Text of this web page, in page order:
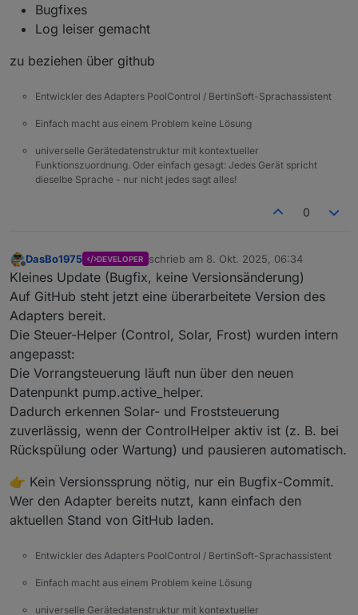
Bugfixes
Log leiser gemacht
zu beziehen über github
Entwickler des Adapters PoolControl / BertinSoft-Sprachassistent
Einfach macht aus einem Problem keine Lösung
universelle Gerätedatenstruktur mit kontextueller
Funktionszuordnung. Oder einfach gesagt: Jedes Gerät spricht
dieselbe Sprache - nur nicht jedes sagt alles!
0
Offline
DasBo1975 DEVELOPER schrieb am 8. Okt. 2025, 06:34
zuletzt editiert von
Kleines Update (Bugfix, keine Versionsänderung)
Auf GitHub steht jetzt eine überarbeitete Version des
Adapters bereit.
Die Steuer-Helper (Control, Solar, Frost) wurden intern
angepasst:
Die Vorrangsteuerung läuft nun über den neuen
Datenpunkt pump.active_helper.
Dadurch erkennen Solar- und Froststeuerung
zuverlässig, wenn der ControlHelper aktiv ist (z. B. bei
Rückspülung oder Wartung) und pausieren automatisch.
👉 Kein Versionssprung nötig, nur ein Bugfix-Commit.
Wer den Adapter bereits nutzt, kann einfach den
aktuellen Stand von GitHub laden.
Entwickler des Adapters PoolControl / BertinSoft-Sprachassistent
Einfach macht aus einem Problem keine Lösung
universelle Gerätedatenstruktur mit kontextueller